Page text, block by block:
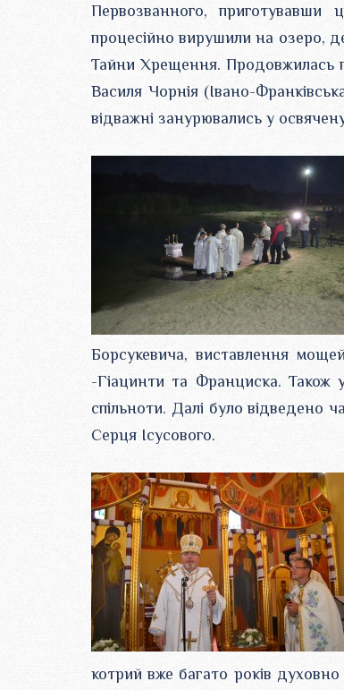
Первозванного, приготувавши
процесійно вирушили на озеро,
Тайни Хрещення. Продовжилась
Василя Чорнія (Івано-
відважні занурювались у
Борсукевича, виставлення
-Гіацинти та Франциска. Також
спільноти. Далі було відведено
Серця Ісусового.
котрий вже багато років духовно